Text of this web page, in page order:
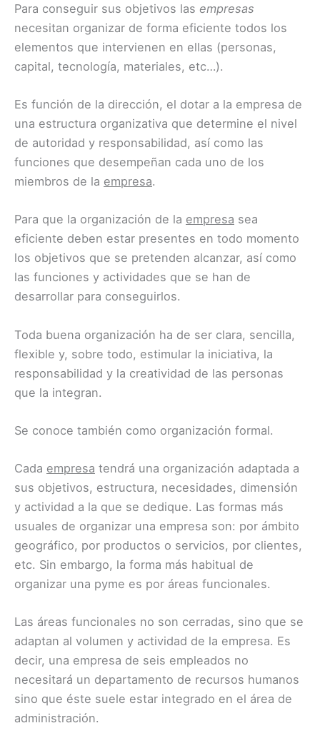
Para conseguir sus objetivos las empresas
necesitan organizar de forma eficiente todos los
elementos que intervienen en ellas (personas,
capital, tecnología, materiales, etc…).
Es función de la dirección, el dotar a la empresa de
una estructura organizativa que determine el nivel
de autoridad y responsabilidad, así como las
funciones que desempeñan cada uno de los
miembros de la empresa.
Para que la organización de la empresa sea
eficiente deben estar presentes en todo momento
los objetivos que se pretenden alcanzar, así como
las funciones y actividades que se han de
desarrollar para conseguirlos.
Toda buena organización ha de ser clara, sencilla,
flexible y, sobre todo, estimular la iniciativa, la
responsabilidad y la creatividad de las personas
que la integran.
Se conoce también como organización formal.
Cada empresa tendrá una organización adaptada a
sus objetivos, estructura, necesidades, dimensión
y actividad a la que se dedique. Las formas más
usuales de organizar una empresa son: por ámbito
geográfico, por productos o servicios, por clientes,
etc. Sin embargo, la forma más habitual de
organizar una pyme es por áreas funcionales.
Las áreas funcionales no son cerradas, sino que se
adaptan al volumen y actividad de la empresa. Es
decir, una empresa de seis empleados no
necesitará un departamento de recursos humanos
sino que éste suele estar integrado en el área de
administración.